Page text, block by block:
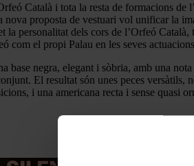
Català i tota la resta de formacions
nova proposta de vestuari vol unificar la
la personalitat dels cors de l’Orfeó
com el propi Palau en les seves
base negra, elegant i sòbria, amb una
El resultat són unes peces versàtils,
i una americana recta i sense quasi